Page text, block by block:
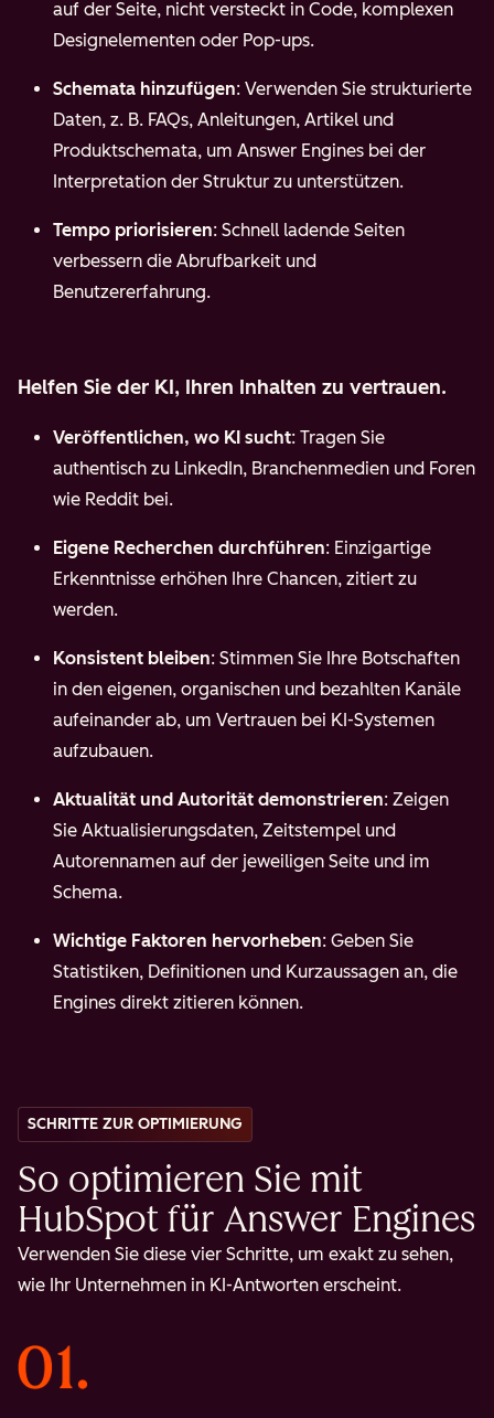
auf der Seite, nicht versteckt in Code, komplexen
Designelementen oder Pop-ups.
Schemata hinzufügen: Verwenden Sie strukturierte
Daten, z. B. FAQs, Anleitungen, Artikel und
Produktschemata, um Answer Engines bei der
Interpretation der Struktur zu unterstützen.
Tempo priorisieren: Schnell ladende Seiten
verbessern die Abrufbarkeit und
Benutzererfahrung.
Helfen Sie der KI, Ihren Inhalten zu vertrauen.
Veröffentlichen, wo KI sucht: Tragen Sie
authentisch zu LinkedIn, Branchenmedien und Foren
wie Reddit bei.
Eigene Recherchen durchführen: Einzigartige
Erkenntnisse erhöhen Ihre Chancen, zitiert zu
werden.
Konsistent bleiben: Stimmen Sie Ihre Botschaften
in den eigenen, organischen und bezahlten Kanäle
aufeinander ab, um Vertrauen bei KI-Systemen
aufzubauen.
Aktualität und Autorität demonstrieren: Zeigen
Sie Aktualisierungsdaten, Zeitstempel und
Autorennamen auf der jeweiligen Seite und im
Schema.
Wichtige Faktoren hervorheben: Geben Sie
Statistiken, Definitionen und Kurzaussagen an, die
Engines direkt zitieren können.
SCHRITTE ZUR OPTIMIERUNG
So optimieren Sie mit
HubSpot für Answer Engines
Verwenden Sie diese vier Schritte, um exakt zu sehen,
wie Ihr Unternehmen in KI-Antworten erscheint.